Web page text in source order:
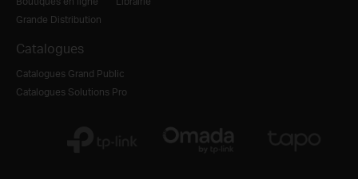
Grande Distribution
Catalogues
Catalogues Grand Public
Catalogues Solutions Pro